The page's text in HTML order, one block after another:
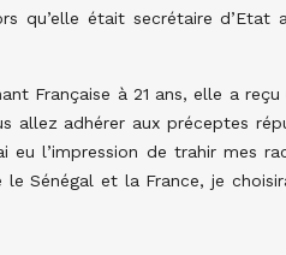
qu’elle était secrétaire d’Etat
Française à 21 ans, elle a
allez adhérer aux préceptes
eu l’impression de trahir mes
Sénégal et la France, je